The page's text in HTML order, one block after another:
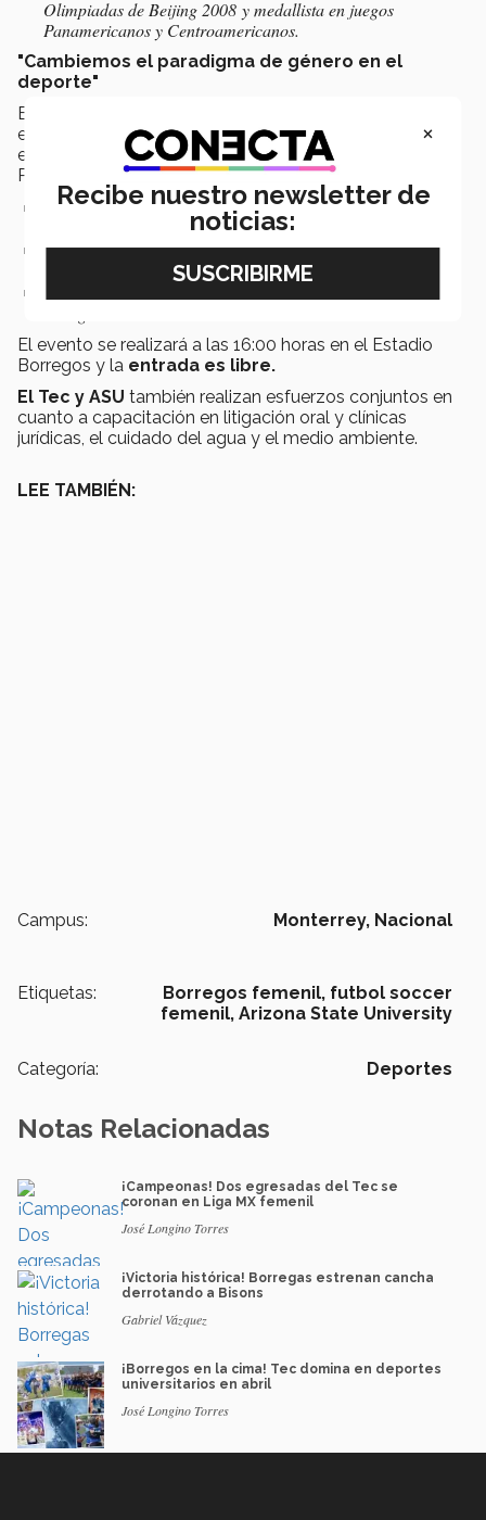
Olimpiadas de Beijing 2008 y medallista en juegos
Panamericanos y Centroamericanos.
"Cambiemos el paradigma de género en el
deporte"
Especialistas hablarán sobre la forma de romper los
estigmas, estereotipos y comportamientos que inhiben
el desarrollo de las mujeres en el deporte profesional.
Participan:
Marion Reimers,cronista de Fox Sports y egresada del Tec,
primera mujer en narrar una final de Champions League.
Alejandra Haas,presidenta del Consejo Nacional para
Prevenir la Discriminación (CONAPRED).
El evento se realizará a las 16:00 horas en el Estadio
Borregos y la entrada es libre.
El Tec y ASU también realizan esfuerzos conjuntos en
cuanto a capacitación en litigación oral y clínicas
jurídicas, el cuidado del agua y el medio ambiente.
LEE TAMBIÉN:
Campus: Monterrey, Nacional
Etiquetas: Borregos femenil, futbol soccer
femenil, Arizona State University
Categoría: Deportes
Notas Relacionadas
¡Campeonas! Dos egresadas del Tec se
coronan en Liga MX femenil
José Longino Torres
¡Victoria histórica! Borregas estrenan cancha
derrotando a Bisons
Gabriel Vázquez
¡Borregos en la cima! Tec domina en deportes
universitarios en abril
José Longino Torres
×
Recibe nuestro newsletter de
noticias: